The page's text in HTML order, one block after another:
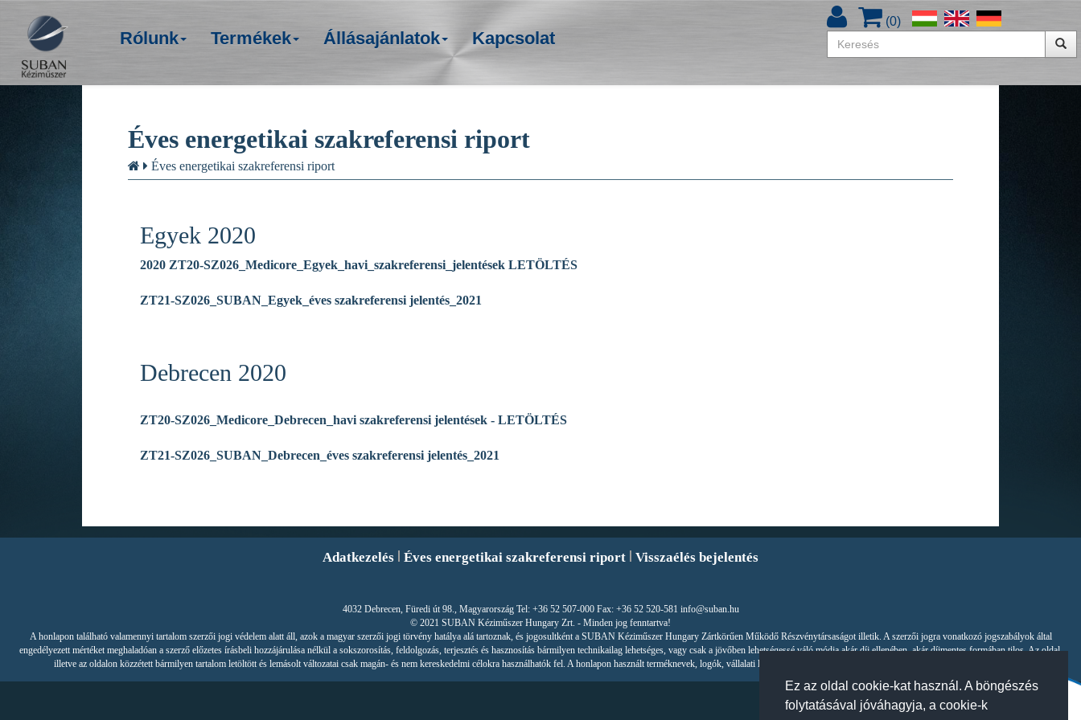
Ez az oldal cookie-kat használ. A böngészés
folytatásával jóváhagyja, a cookie-k
Rólunk Termékek Állásajánlatok Kapcsolat
(0)
Éves energetikai szakreferensi riport
Éves energetikai szakreferensi riport
Egyek 2020
2020 ZT20-SZ026_Medicore_Egyek_havi_szakreferensi_jelentések LETÖLTÉS
ZT21-SZ026_SUBAN_Egyek_éves szakreferensi jelentés_2021
Debrecen 2020
ZT20-SZ026_Medicore_Debrecen_havi szakreferensi jelentések - LETÖLTÉS
ZT21-SZ026_SUBAN_Debrecen_éves szakreferensi jelentés_2021
Adatkezelés Éves energetikai szakreferensi riport Visszaélés bejelentés
4032 Debrecen, Füredi út 98., Magyarország Tel: +36 52 507-000 Fax: +36 52 520-581 info@suban.hu
© 2021 SUBAN Kéziműszer Hungary Zrt. - Minden jog fenntartva!
A honlapon található valamennyi tartalom szerzői jogi védelem alatt áll, azok a magyar szerzői jogi törvény hatálya alá tartoznak, és jogosultként a SUBAN Kéziműszer Hungary Zártkörűen Működő Részvénytársaságot illetik. A szerzői jogra vonatkozó jogszabályok által
engedélyezett mértéket meghaladóan a szerző előzetes írásbeli hozzájárulása nélkül a sokszorosítás, feldolgozás, terjesztés és hasznosítás bármilyen technikailag lehetséges, vagy csak a jövőben lehetségessé váló módja akár díj ellenében, akár díjmentes formában tilos. Az oldal,
illetve az oldalon közzétett bármilyen tartalom letöltött és lemásolt változatai csak magán- és nem kereskedelmi célokra használhatók fel. A honlapon használt terméknevek, logók, vállalati logók, képek, termékleírások a törvény erejénél fogva másolásvédettek.